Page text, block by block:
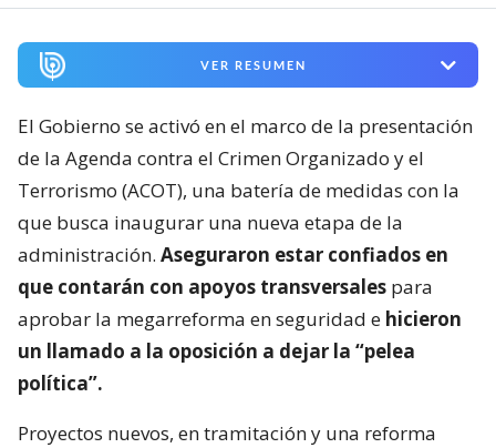
VER RESUMEN
El Gobierno se activó en el marco de la presentación
de la Agenda contra el Crimen Organizado y el
Terrorismo (ACOT), una batería de medidas con la
que busca inaugurar una nueva etapa de la
administración. Aseguraron estar confiados en
que contarán con apoyos transversales para
aprobar la megarreforma en seguridad e hicieron
un llamado a la oposición a dejar la “pelea
política”.
Proyectos nuevos, en tramitación y una reforma